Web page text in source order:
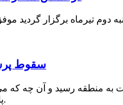
دوم تیرماه برگزار
سقوط
به منطقه رسید و آن چه که
پایگاه اورژانس با مناطق روستایی زیاد است.